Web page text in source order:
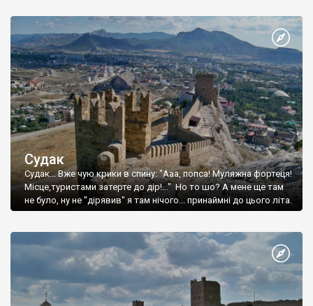
Судак
Судак... Вже чую крики в спину: "Ааа, попса! Муляжна фортеця!
Місце,туристами затерте до дір!..." Но то шо? А мене ще там
не було, ну не "дірявив" я там нічого... принаймні до цього літа.